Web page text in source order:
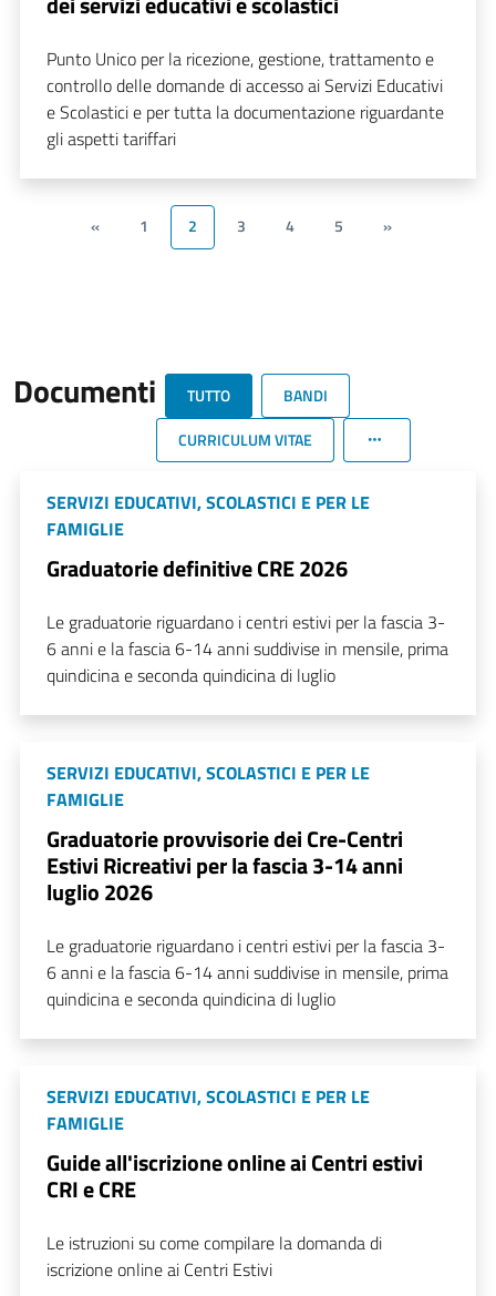
Punto Unico per la ricezione, gestione, trattamento e
controllo delle domande di accesso ai Servizi Educativi
e Scolastici e per tutta la documentazione riguardante
gli aspetti tariffari
« 1 2 3 4 5 »
Documenti TUTTO
BANDI
CURRICULUM VITAE
SERVIZI EDUCATIVI, SCOLASTICI E PER LE
FAMIGLIE
Graduatorie definitive CRE 2026
Le graduatorie riguardano i centri estivi per la fascia 3-
6 anni e la fascia 6-14 anni suddivise in mensile, prima
quindicina e seconda quindicina di luglio
SERVIZI EDUCATIVI, SCOLASTICI E PER LE
FAMIGLIE
Graduatorie provvisorie dei Cre-Centri
Estivi Ricreativi per la fascia 3-14 anni
luglio 2026
Le graduatorie riguardano i centri estivi per la fascia 3-
6 anni e la fascia 6-14 anni suddivise in mensile, prima
quindicina e seconda quindicina di luglio
SERVIZI EDUCATIVI, SCOLASTICI E PER LE
FAMIGLIE
Guide all'iscrizione online ai Centri estivi
CRI e CRE
Le istruzioni su come compilare la domanda di
iscrizione online ai Centri Estivi